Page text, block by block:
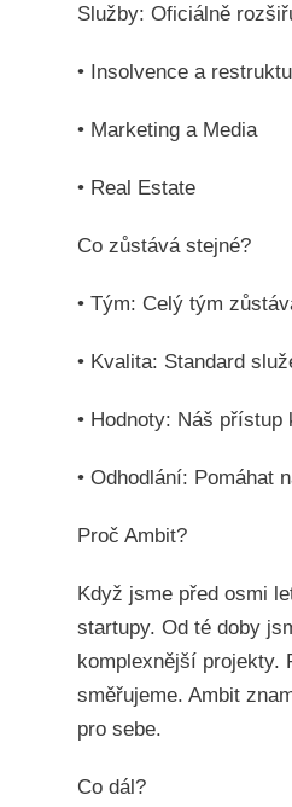
Služby: Oficiálně
• Insolvence a
• Marketing a Media
• Real Estate
Co zůstává stejné?
• Tým: Celý tým
• Kvalita: Standard
• Hodnoty: Náš přístup
• Odhodlání: Pomáhat
Proč Ambit?
Když jsme před osmi
startupy. Od té doby
komplexnější projekty.
směřujeme. Ambit
pro sebe.
Co dál?